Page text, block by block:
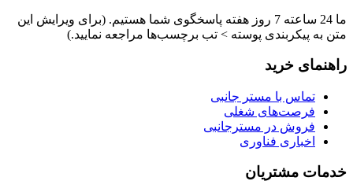
ما 24 ساعته 7 روز هفته پاسخگوی شما هستیم. (برای ویرایش این
متن به پیکربندی پوسته > تب برچسب‌ها مراجعه نمایید.)
راهنمای خرید
تماس با مستر جانبی
فرصت‌های شغلی
فروش در مسترجانبی
اخباری فناوری
خدمات مشتریان